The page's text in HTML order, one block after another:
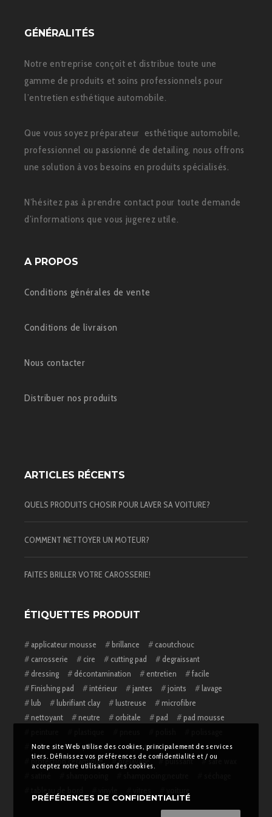
GÉNÉRALITÉS
Notre entreprise conçoit et distribue toute une
gamme de produits et soins professionnels pour
l’entretien esthétique automobile.
Que vous soyez préparateur esthétique automobile,
professionnel ou passionné de detailing, nous offrons
une solution à vos besoins en produits spécialisés.
N’hésitez pas à prendre contact pour toute demande
d’informations que vous jugerez utile.
A PROPOS
Conditions générales de vente
Conditions de livraison
Nous contacter
Distribuer nos produits
ARTICLES RÉCENTS
QUELS PRODUITS CHOSIR POUR LAVER SA VOITURE?
COMMENT NETTOYER UN MOTEUR?
FAITES BRILLER VOTRE CAROSSERIE!
ÉTIQUETTES PRODUIT
applicateur mousse brillance
caoutchouc
carrosserie
cire cutting pad
degraissant
dressing
décontamination entretien
facile
Finishing pad
intérieur jantes joints
lavage
lub
lubrifiant clay lustreuse
microfibre
nettoyant
neutre orbitale pad
pad mousse
polisseuse
protection
protection carrosserie
protection ceramique
prélavage puissant
safe wax
Notre site Web utilise des cookies, principalement de services
tiers. Définissez vos préférences de confidentialité et / ou
acceptez notre utilisation des cookies.
PRÉFÉRENCES DE CONFIDENTIALITÉ